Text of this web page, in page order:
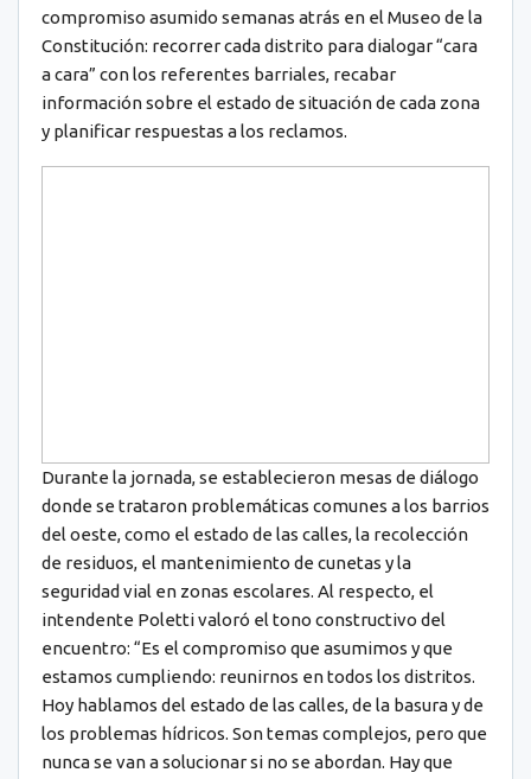
compromiso asumido semanas atrás en el Museo de la
Constitución: recorrer cada distrito para dialogar “cara
a cara” con los referentes barriales, recabar
información sobre el estado de situación de cada zona
y planificar respuestas a los reclamos.
Durante la jornada, se establecieron mesas de diálogo
donde se trataron problemáticas comunes a los barrios
del oeste, como el estado de las calles, la recolección
de residuos, el mantenimiento de cunetas y la
seguridad vial en zonas escolares. Al respecto, el
intendente Poletti valoró el tono constructivo del
encuentro: “Es el compromiso que asumimos y que
estamos cumpliendo: reunirnos en todos los distritos.
Hoy hablamos del estado de las calles, de la basura y de
los problemas hídricos. Son temas complejos, pero que
nunca se van a solucionar si no se abordan. Hay que